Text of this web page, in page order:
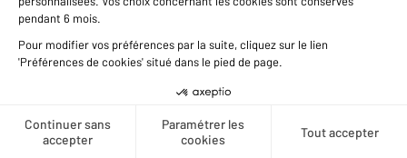
Créer une alerte
CHATEAUROUX 36
41 m 2, 1 pièce